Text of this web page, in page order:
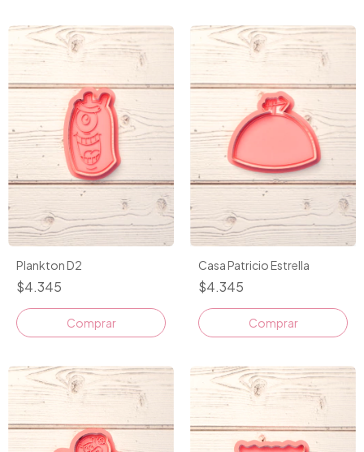
Plankton D2
$4.345
Comprar
Casa Patricio Estrella
$4.345
Comprar